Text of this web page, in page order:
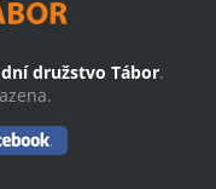
družstvo Tábor.